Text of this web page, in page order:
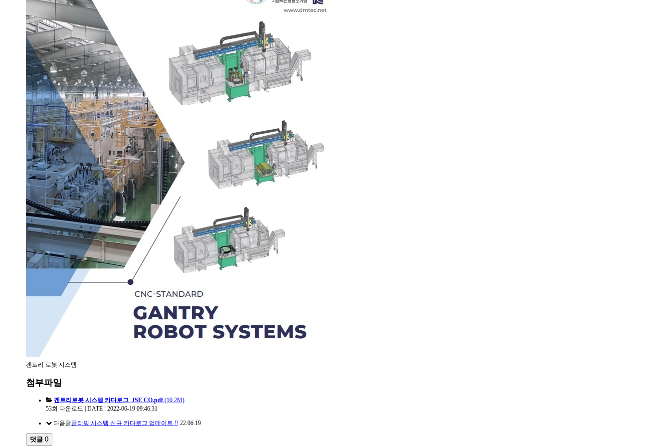
겐트리 로봇 시스템
첨부파일
겐트리로봇 시스템 카다로그_JSE CO.pdf(10.2M)
53회 다운로드 | DATE : 2022-06-19 09:46:31
다음글글리핑 시스템 신규 카다로그 업데이트 !! 22.06.19
댓글 0